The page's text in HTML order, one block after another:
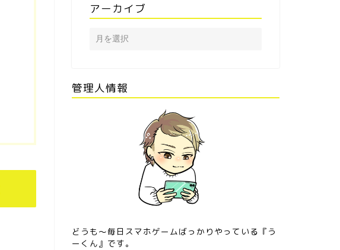
アーカイブ
管理人情報
どうも〜毎日スマホゲームばっかりやっている『う
ーくん』です。